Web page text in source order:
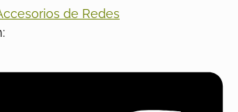
de Redes